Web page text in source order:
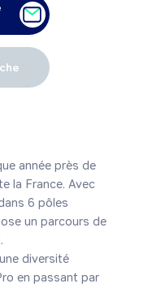
année près de
la France. Avec
6 pôles
un parcours de
diversité
en passant par